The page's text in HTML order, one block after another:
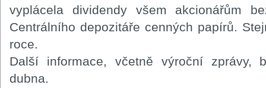
vyplácela dividendy všem akcionářům
Centrálního depozitáře cenných papírů.
roce.
Další informace, včetně výroční zprávy,
dubna.